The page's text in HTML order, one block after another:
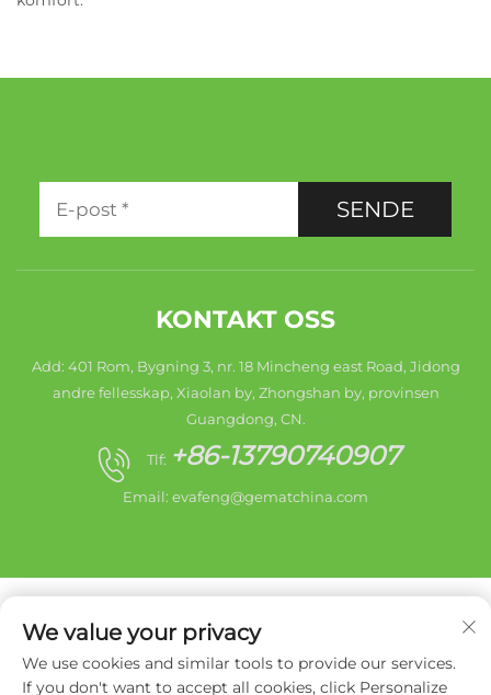
SENDE
KONTAKT OSS
Add: 401 Rom, Bygning 3, nr. 18 Mincheng east Road, Jidong
andre fellesskap, Xiaolan by, Zhongshan by, provinsen
Guangdong, CN.
Tlf: +86-13790740907
Email: evafeng@gematchina.com
Opphavsrett © 2025 Zhongshan by HaiShang Electric
We value your privacy
We use cookies and similar tools to provide our services.
If you don't want to accept all cookies, click Personalize